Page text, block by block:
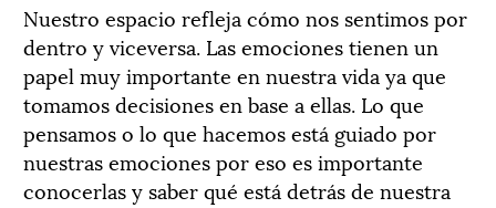
Nuestro espacio refleja cómo nos sentimos por
dentro y viceversa. Las emociones tienen un
papel muy importante en nuestra vida ya que
tomamos decisiones en base a ellas. Lo que
pensamos o lo que hacemos está guiado por
nuestras emociones por eso es importante
conocerlas y saber qué está detrás de nuestra